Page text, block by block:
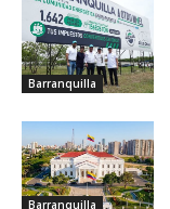
Barranquilla
Barranquilla